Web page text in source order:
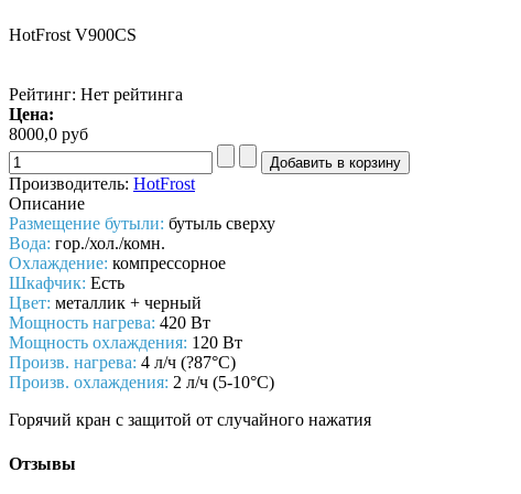
HotFrost V900CS
Рейтинг: Нет рейтинга
Цена:
8000,0 руб
Производитель: HotFrost
Описание
Размещение бутыли: бутыль сверху
Вода: гор./хол./комн.
Охлаждение: компрессорное
Шкафчик: Есть
Цвет: металлик + черный
Мощность нагрева: 420 Вт
Мощность охлаждения: 120 Вт
Произв. нагрева: 4 л/ч (?87°C)
Произв. охлаждения: 2 л/ч (5-10°C)
Горячий кран с защитой от случайного нажатия
Отзывы